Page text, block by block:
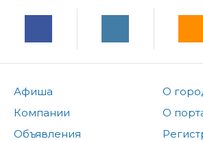
Афиша
Компании
Объявления
О
О